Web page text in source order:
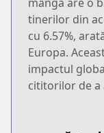
tinerilor din
cu 6.57%,
Europa.
impactul
cititorilor de a